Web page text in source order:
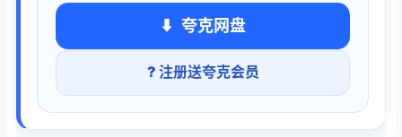
夸克网盘
? 注册送夸克会员